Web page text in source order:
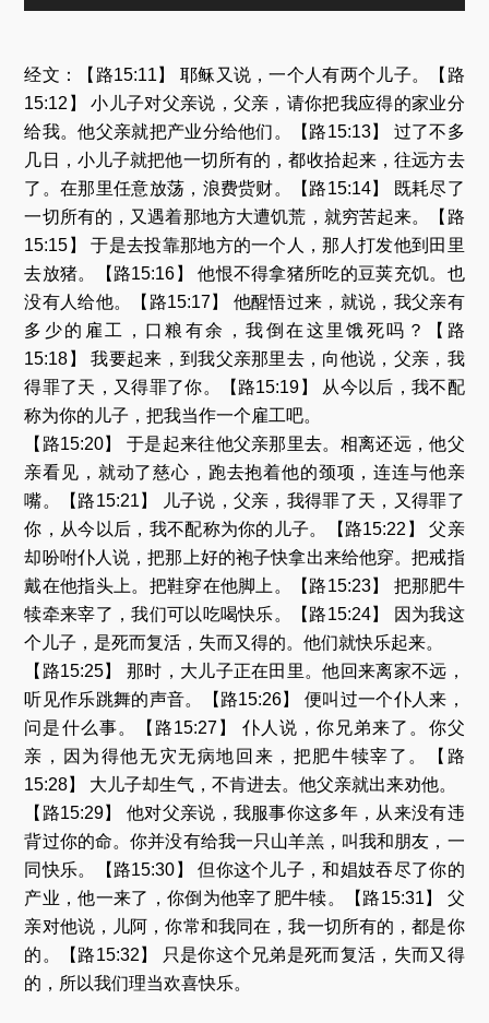
器
经文：【路15:11】 耶稣又说，一个人有两个儿子。【路
15:12】 小儿子对父亲说，父亲，请你把我应得的家业分
给我。他父亲就把产业分给他们。【路15:13】 过了不多
几日，小儿子就把他一切所有的，都收拾起来，往远方去
了。在那里任意放荡，浪费赀财。【路15:14】 既耗尽了
一切所有的，又遇着那地方大遭饥荒，就穷苦起来。【路
15:15】 于是去投靠那地方的一个人，那人打发他到田里
去放猪。【路15:16】 他恨不得拿猪所吃的豆荚充饥。也
没有人给他。【路15:17】 他醒悟过来，就说，我父亲有
多少的雇工，口粮有余，我倒在这里饿死吗？【路
15:18】 我要起来，到我父亲那里去，向他说，父亲，我
得罪了天，又得罪了你。【路15:19】 从今以后，我不配
称为你的儿子，把我当作一个雇工吧。
【路15:20】 于是起来往他父亲那里去。相离还远，他父
亲看见，就动了慈心，跑去抱着他的颈项，连连与他亲
嘴。【路15:21】 儿子说，父亲，我得罪了天，又得罪了
你，从今以后，我不配称为你的儿子。【路15:22】 父亲
却吩咐仆人说，把那上好的袍子快拿出来给他穿。把戒指
戴在他指头上。把鞋穿在他脚上。【路15:23】 把那肥牛
犊牵来宰了，我们可以吃喝快乐。【路15:24】 因为我这
个儿子，是死而复活，失而又得的。他们就快乐起来。
【路15:25】 那时，大儿子正在田里。他回来离家不远，
听见作乐跳舞的声音。【路15:26】 便叫过一个仆人来，
问是什么事。【路15:27】 仆人说，你兄弟来了。你父
亲，因为得他无灾无病地回来，把肥牛犊宰了。【路
15:28】 大儿子却生气，不肯进去。他父亲就出来劝他。
【路15:29】 他对父亲说，我服事你这多年，从来没有违
背过你的命。你并没有给我一只山羊羔，叫我和朋友，一
同快乐。【路15:30】 但你这个儿子，和娼妓吞尽了你的
产业，他一来了，你倒为他宰了肥牛犊。【路15:31】 父
亲对他说，儿阿，你常和我同在，我一切所有的，都是你
的。【路15:32】 只是你这个兄弟是死而复活，失而又得
的，所以我们理当欢喜快乐。